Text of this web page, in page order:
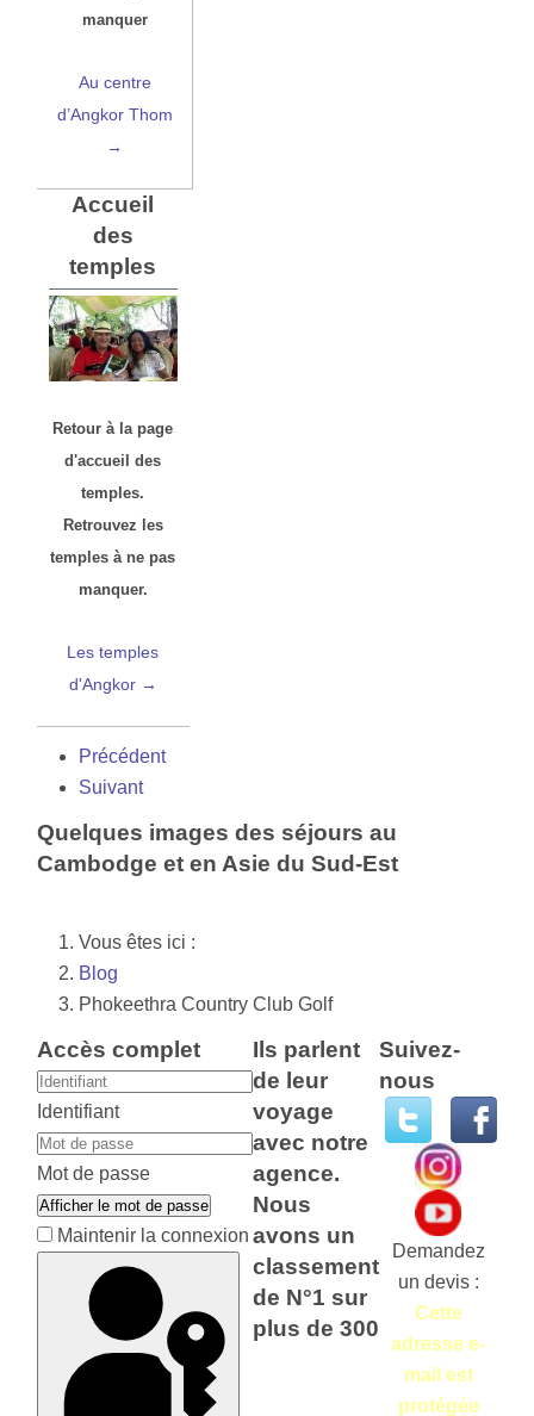
manquer
Au centre
d’Angkor Thom
→
Accueil
des
temples
Retour à la page
d'accueil des
temples.
Retrouvez les
temples à ne pas
manquer.
Les temples
d'Angkor →
Précédent
Suivant
Quelques images des séjours au
Cambodge et en Asie du Sud-Est
Vous êtes ici :
Blog
Phokeethra Country Club Golf
Accès complet
Identifiant
Mot de passe
Afficher le mot de passe
Maintenir la connexion
Ils parlent
de leur
voyage
avec notre
agence.
Nous
avons un
classement
de N°1 sur
plus de 300
Suivez-
nous
Demandez
un devis :
Cette
adresse e-
mail est
protégée